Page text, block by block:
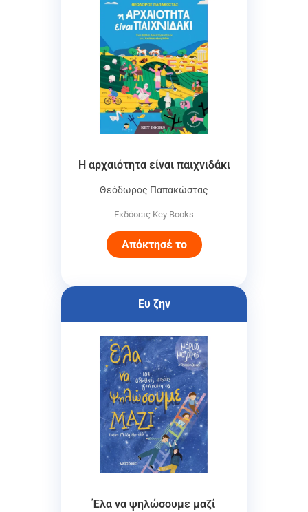
Η αρχαιότητα είναι παιχνιδάκι
Θεόδωρος Παπακώστας
Εκδόσεις Key Books
Απόκτησέ το
Ευ ζην
Έλα να ψηλώσουμε μαζί